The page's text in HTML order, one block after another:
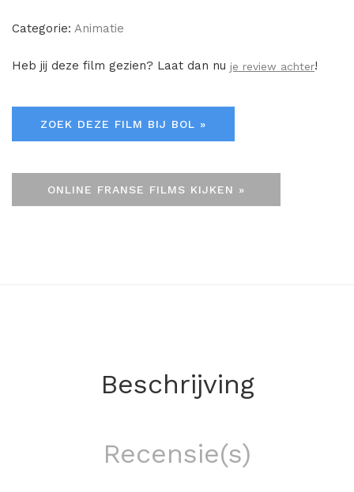
Categorie: Animatie
Heb jij deze film gezien? Laat dan nu je review achter!
ZOEK DEZE FILM BIJ BOL »
ONLINE FRANSE FILMS KIJKEN »
Beschrijving
Recensie(s)